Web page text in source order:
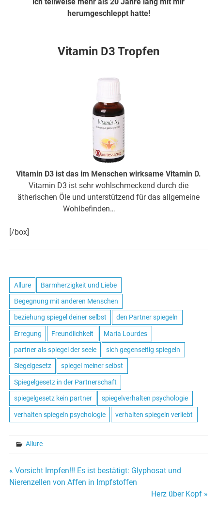
herumgeschleppt hatte!
Vitamin D3 Tropfen
Vitamin D3 ist das im Menschen wirksame Vitamin D.
Vitamin D3 ist sehr wohlschmeckend durch die
ätherischen Öle und unterstützend für das allgemeine
Wohlbefinden…
[/box]
Allure Barmherzigkeit und Liebe
Begegnung mit anderen Menschen
beziehung spiegel deiner selbst den Partner spiegeln
Erregung Freundlichkeit Maria Lourdes
partner als spiegel der seele sich gegenseitig spiegeln
Siegelgesetz spiegel meiner selbst
Spiegelgesetz in der Partnerschaft
spiegelgesetz kein partner spiegelverhalten psychologie
verhalten spiegeln psychologie verhalten spiegeln verliebt
Allure
Beitrags-
« Vorsicht Impfen!!! Es ist bestätigt: Glyphosat und
Nierenzellen von Affen in Impfstoffen
Herz über Kopf »